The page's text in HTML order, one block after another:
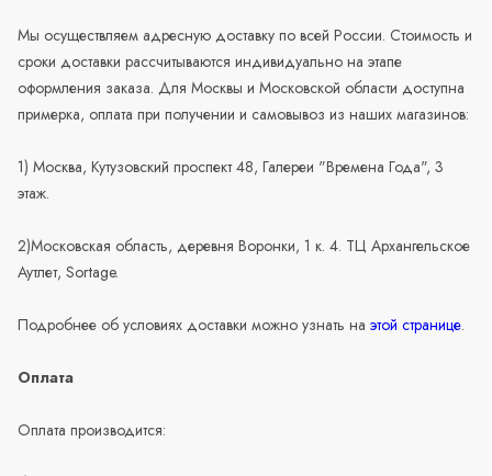
Мы осуществляем адресную доставку по всей России. Стоимость и
сроки доставки рассчитываются индивидуально на этапе
оформления заказа. Для Москвы и Московской области доступна
примерка, оплата при получении и самовывоз из наших магазинов:
1) Москва, Кутузовский проспект 48, Галереи "Времена Года", 3
этаж.
2)Московская область, деревня Воронки, 1 к. 4. ТЦ Архангельское
Аутлет, Sortage.
Подробнее об условиях доставки можно узнать на этой странице.
Оплата
Оплата производится: